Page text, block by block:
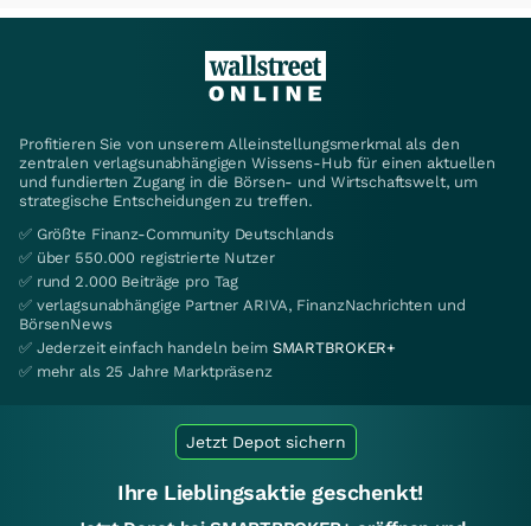
Profitieren Sie von unserem Alleinstellungsmerkmal als den
zentralen verlagsunabhängigen Wissens-Hub für einen aktuellen
und fundierten Zugang in die Börsen- und Wirtschaftswelt, um
strategische Entscheidungen zu treffen.
✅ Größte Finanz-Community Deutschlands
✅ über 550.000 registrierte Nutzer
✅ rund 2.000 Beiträge pro Tag
✅ verlagsunabhängige Partner ARIVA, FinanzNachrichten und
BörsenNews
✅ Jederzeit einfach handeln beim SMARTBROKER+
✅ mehr als 25 Jahre Marktpräsenz
Jetzt Depot sichern
Ihre Lieblingsaktie geschenkt!